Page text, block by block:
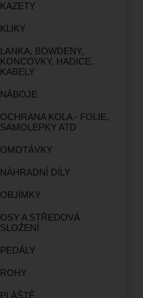
KAZETY
KLIKY
LANKA, BOWDENY,
KONCOVKY, HADICE,
KABELY
NÁBOJE
OCHRANA KOLA - FOLIE,
SAMOLEPKY ATD
OMOTÁVKY
NÁHRADNÍ DÍLY
OBJÍMKY
OSY A STŘEDOVÁ
SLOŽENÍ
PEDÁLY
ROHY
PLÁŠTĚ